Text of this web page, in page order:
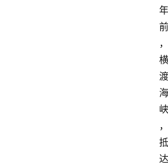
年
前
，
横
渡
海
峡
，
抵
达